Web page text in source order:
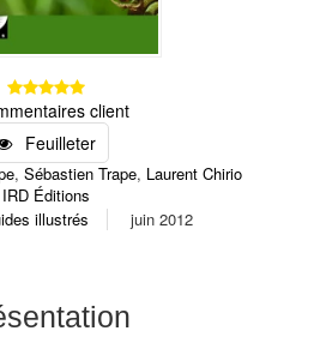
client
Feuilleter
, Sébastien Trape, Laurent Chirio
IRD Éditions
illustrés juin 2012